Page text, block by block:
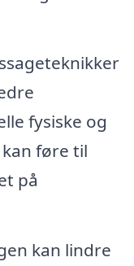
fysiske og
føre til
på
kan lindre